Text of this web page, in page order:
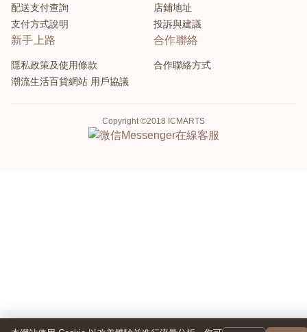
配送支付查詢
支付方式說明
店鋪地址
投訴與建議
新手上路
隱私政策及使用條款
潮流生活百貨網站 用戶協議
合作聯絡
合作聯絡方式
Copyright ©2018 ICMARTS
Messenger在線客服